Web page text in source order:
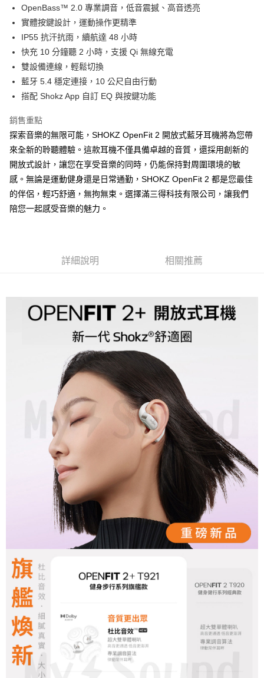
OpenBass™ 2.0 專業調音，低音震撼、高音透亮
實體按鍵設計，運動操作更精準
IP55 抗汗抗雨，續航達 48 小時
快充 10 分鐘聽 2 小時，支援 Qi 無線充電
雙設備連線，輕鬆切換
藍牙 5.4 穩定連接，10 公尺自由行動
搭配 Shokz App 自訂 EQ 與按鍵功能
銷售重點
探索音樂的無限可能，SHOKZ OpenFit 2 開放式藍牙耳機將為您帶
來全新的聆聽體驗。這款耳機不僅具備卓越的音質，還採用創新的
開放式設計，讓您在享受音樂的同時，仍能保持對周圍環境的敏
感。無論是運動健身還是日常通勤，SHOKZ OpenFit 2 都是您最佳
的伴侶，輕巧舒適，無拘無束。選擇滿三得科技有限公司，讓我們
陪您一起感受音樂的魅力。
詳細說明 相關推薦